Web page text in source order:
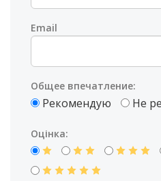
Email
Общее впечатление:
Рекомендую Не
Оцінка: